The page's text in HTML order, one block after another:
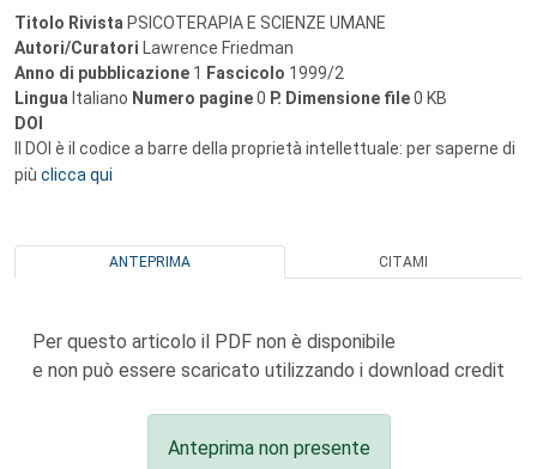
Titolo Rivista PSICOTERAPIA E SCIENZE UMANE
Autori/Curatori Lawrence Friedman
Anno di pubblicazione 1 Fascicolo 1999/2
Lingua Italiano Numero pagine0 P. Dimensione file0 KB
DOI
Il DOI è il codice a barre della proprietà intellettuale: per saperne di
più clicca qui
ANTEPRIMA CITAMI
Per questo articolo il PDF non è disponibile
e non può essere scaricato utilizzando i download credit
Anteprima non presente